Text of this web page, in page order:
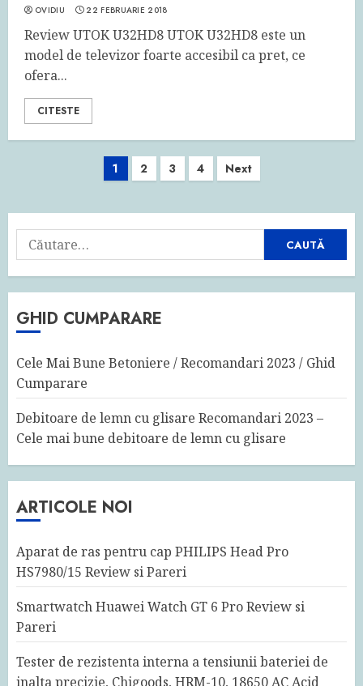
OVIDIU 22 FEBRUARIE 2018
Review UTOK U32HD8 UTOK U32HD8 este un
model de televizor foarte accesibil ca pret, ce
ofera...
CITESTE
articole
1 2 3 4 Next
Caută
după:
GHID CUMPARARE
Cele Mai Bune Betoniere / Recomandari 2023 / Ghid
Cumparare
Debitoare de lemn cu glisare Recomandari 2023 –
Cele mai bune debitoare de lemn cu glisare
ARTICOLE NOI
Aparat de ras pentru cap PHILIPS Head Pro
HS7980/15 Review si Pareri
Smartwatch Huawei Watch GT 6 Pro Review si
Pareri
Tester de rezistenta interna a tensiunii bateriei de
inalta precizie, Chigoods, HRM-10, 18650 AC Acid